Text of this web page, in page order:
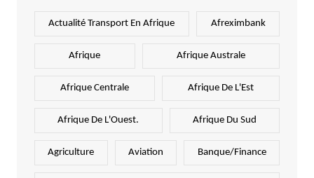
Actualité Transport En Afrique Afreximbank
Afrique Afrique Australe
Afrique Centrale Afrique De L'Est
Afrique De L'Ouest. Afrique Du Sud
Agriculture Aviation Banque/Finance